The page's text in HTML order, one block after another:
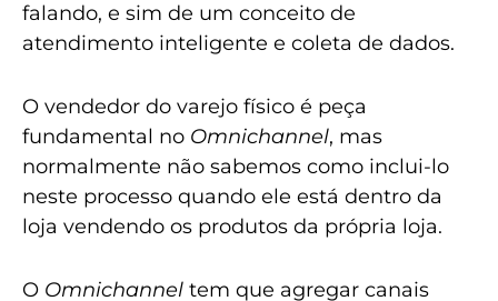
falando, e sim de um conceito de
atendimento inteligente e coleta de dados.
O vendedor do varejo físico é peça
fundamental no Omnichannel, mas
normalmente não sabemos como inclui-lo
neste processo quando ele está dentro da
loja vendendo os produtos da própria loja.
O Omnichannel tem que agregar canais